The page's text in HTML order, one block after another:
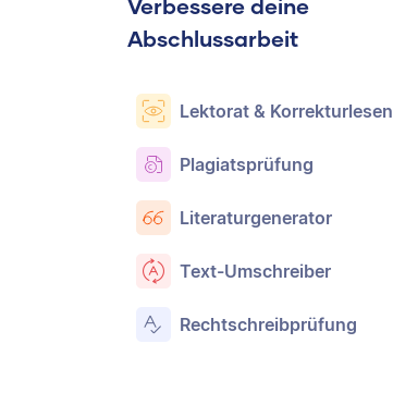
Verbessere deine
Abschlussarbeit
Lektorat & Korrekturlesen
Plagiatsprüfung
Literaturgenerator
Text-Umschreiber
Rechtschreibprüfung